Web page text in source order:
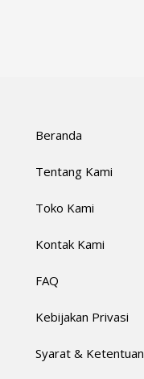
Beranda
Tentang Kami
Toko Kami
Kontak Kami
FAQ
Kebijakan Privasi
Syarat & Ketentuan